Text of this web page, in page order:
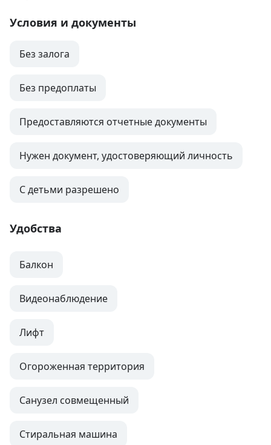
Условия и документы
Без залога
Без предоплаты
Предоставляются отчетные документы
Нужен документ, удостоверяющий личность
С детьми разрешено
Удобства
Балкон
Видеонаблюдение
Лифт
Огороженная территория
Санузел совмещенный
Стиральная машина